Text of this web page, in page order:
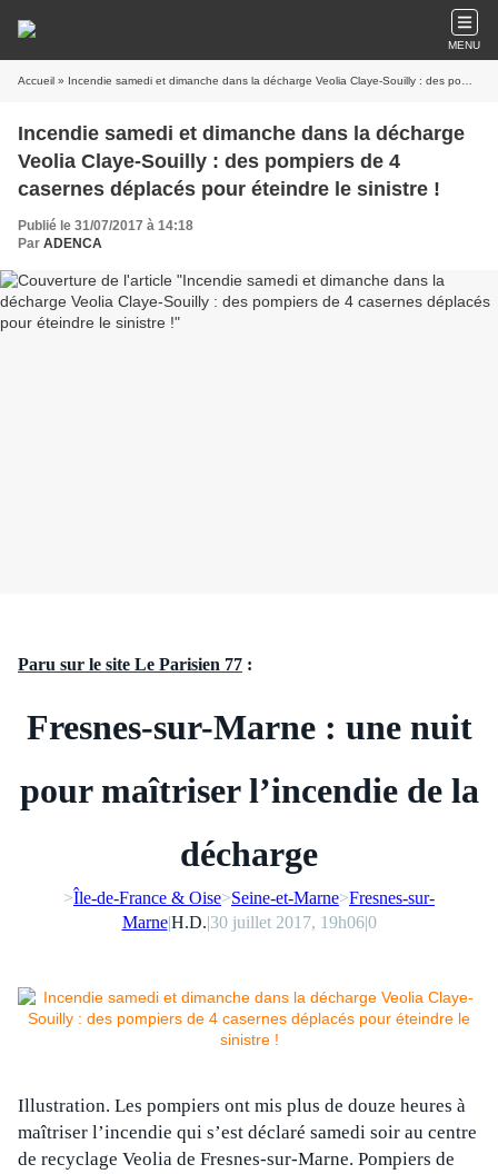
MENU
Accueil » Incendie samedi et dimanche dans la décharge Veolia Claye-Souilly : des pompiers de 4 casernes déplacés pour éteindre le sinistre !
Incendie samedi et dimanche dans la décharge
Veolia Claye-Souilly : des pompiers de 4
casernes déplacés pour éteindre le sinistre !
Publié le 31/07/2017 à 14:18
Par ADENCA
Paru sur le site Le Parisien 77 :
Fresnes-sur-Marne: unenuit
pour maîtriser l’incendie de la
décharge
>Île-de-France & Oise>Seine-et-Marne>Fresnes-sur-
Marne|H.D.|30 juillet 2017, 19h06|0
Illustration. Les pompiers ont mis plus de douze heures à
maîtriser l’incendie qui s’est déclaré samedi soir au centre
de recyclage Veolia de Fresnes-sur-Marne. Pompiers de